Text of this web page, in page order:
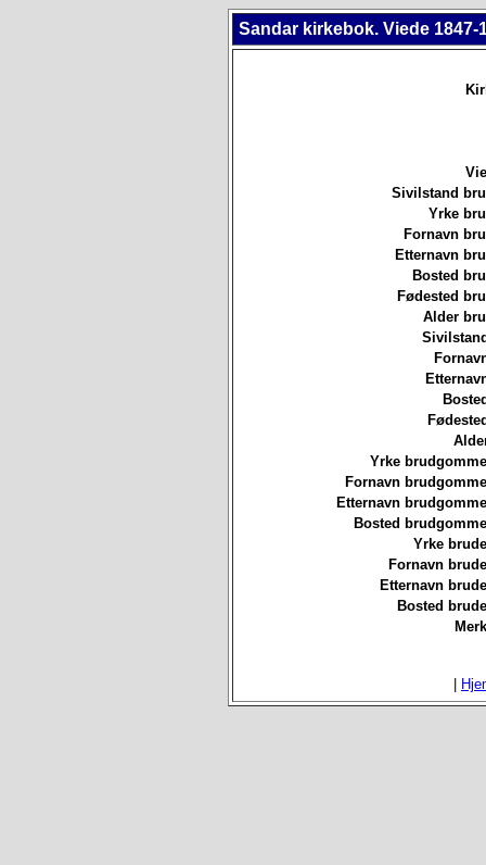
Sandar kirkebok. Viede 1847-
Sivilstand
Yrke
Fornavn
Etternavn
Bosted
Fødested
Alder
Yrke
Fornavn
Etternavn
Bosted
Yrke
Fornavn
Etternavn
Bosted